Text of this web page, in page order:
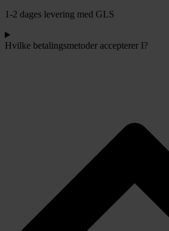
1-2 dages levering med GLS
Hvilke betalingsmetoder accepterer I?